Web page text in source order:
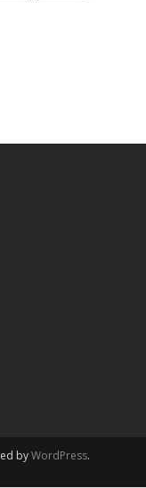
byWordPress.